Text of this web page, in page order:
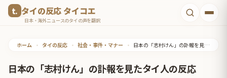
タイの反応 タイコエ
日本・海外ニュースのタイの声を翻訳
ホーム • タイの反応 • 社会・事件・マナー • 日本の「志村けん」の訃報を見たタイ人の反応
日本の「志村けん」の訃報を見たタイ人の反応